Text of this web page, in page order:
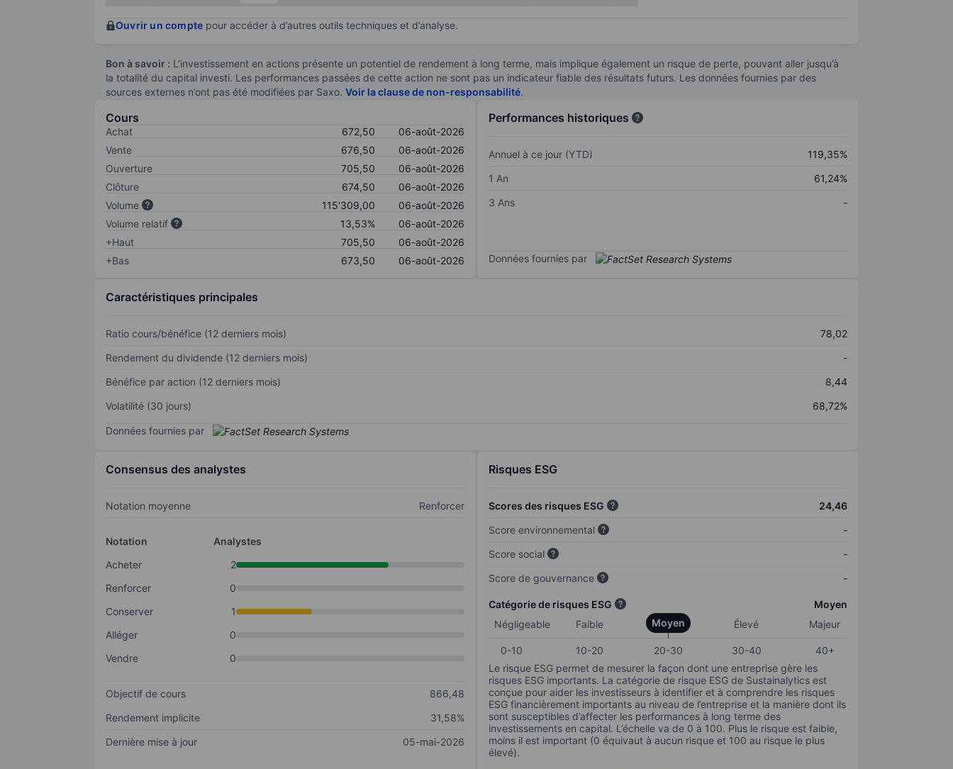
Ouvrir un compte pour accéder à d’autres outils techniques et d’analyse.
Bon à savoir : L’investissement en actions présente un potentiel de rendement à long terme, mais implique également un risque de perte, pouvant aller jusqu’à
la totalité du capital investi. Les performances passées de cette action ne sont pas un indicateur fiable des résultats futurs. Les données fournies par des
sources externes n’ont pas été modifiées par Saxo. Voir la clause de non-responsabilité.
Cours
Achat 672,50
06-août-2026
Vente
676,50
06-août-2026
Ouverture
705,50
06-août-2026
Clôture
674,50
06-août-2026
Volume
115'309,00
06-août-2026
Volume relatif
13,53%
06-août-2026
+Haut
705,50
06-août-2026
+Bas
673,50 06-août-2026
Performances historiques
Annuel à ce jour (YTD)
119,35%
1 An
61,24%
3 Ans
-
Données fournies par
Caractéristiques principales
Ratio cours/bénéfice (12 derniers mois)
78,02
Rendement du dividende (12 derniers mois)
-
Bénéfice par action (12 derniers mois)
8,44
Volatilité (30 jours)
68,72%
Données fournies par
Consensus des analystes
Notation moyenne Renforcer
Notation
Analystes
Acheter
2
Renforcer
0
Conserver
1
Alléger
0
Vendre
0
Objectif de cours
866,48
Rendement implicite
31,58%
Dernière mise à jour
05-mai-2026
Risques ESG
Scores des risques ESG
24,46
Score environnemental
-
Score social
-
Score de gouvernance
-
Catégorie de risques ESG
Moyen
Négligeable
Faible Moyen Élevé Majeur
0-10 10-20 20-30 30-40
40+
Le risque ESG permet de mesurer la façon dont une entreprise gère les
risques ESG importants. La catégorie de risque ESG de Sustainalytics est
conçue pour aider les investisseurs à identifier et à comprendre les risques
ESG financièrement importants au niveau de l’entreprise et la manière dont ils
sont susceptibles d’affecter les performances à long terme des
investissements en capital. L’échelle va de 0 à 100. Plus le risque est faible,
moins il est important (0 équivaut à aucun risque et 100 au risque le plus
élevé).